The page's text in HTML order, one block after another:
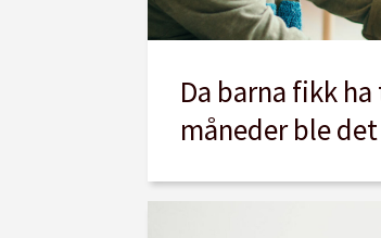
Da barna fikk
måneder ble